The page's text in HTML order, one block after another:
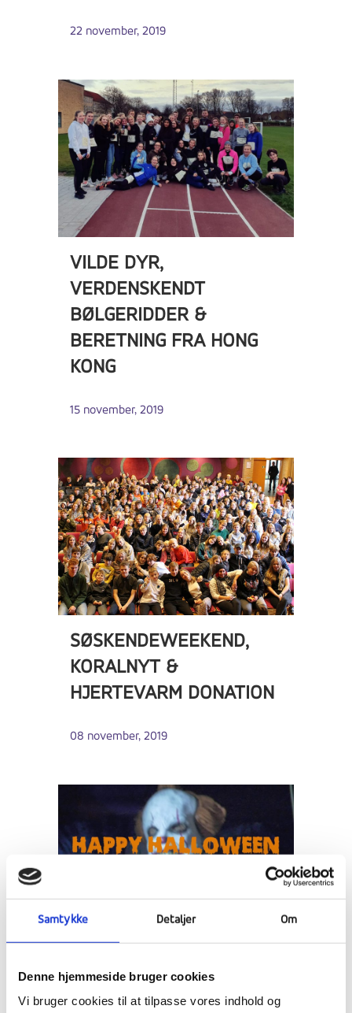
Samtykke Detaljer Om
Denne hjemmeside bruger cookies
Vi bruger cookies til at tilpasse vores indhold og
22 november, 2019
VILDE DYR,
VERDENSKENDT
BØLGERIDDER &
BERETNING FRA HONG
KONG
15 november, 2019
SØSKENDEWEEKEND,
KORALNYT &
HJERTEVARM DONATION
08 november, 2019
HALLOWEEN,
ELEVERNES